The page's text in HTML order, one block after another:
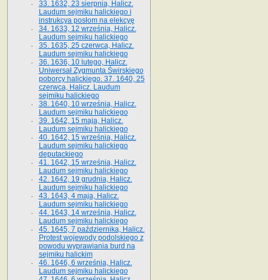
33. 1632, 23 sierpnia, Halicz.
Laudum sejmiku halickiego i
instrukcya posłom na elekcyę
34. 1633, 12 września, Halicz.
Laudum sejmiku halickiego
35. 1635, 25 czerwca, Halicz.
Laudum sejmiku halickiego
36. 1636, 10 lutego, Halicz.
Uniwersał Zygmunta Świrskiego
poborcy halickiego. 37. 1640, 25
czerwca, Halicz. Laudum
sejmiku halickiego
38. 1640, 10 września, Halicz.
Laudum sejmiku halickiego
39. 1642, 15 maja, Halicz.
Laudum sejmiku halickiego
40. 1642, 15 września, Halicz.
Laudum sejmiku halickiego
deputackiego
41. 1642, 15 września, Halicz.
Laudum sejmiku halickiego
42. 1642, 19 grudnia, Halicz.
Laudum sejmiku halickiego
43. 1643, 4 maja, Halicz.
Laudum sejmiku halickiego
44. 1643, 14 września, Halicz.
Laudum sejmiku halickiego
45. 1645, 7 października, Halicz.
Protest wojewody podolskiego z
powodu wyprawiania burd na
sejmiku halickim
46. 1646, 6 września, Halicz.
Laudum sejmiku halickiego